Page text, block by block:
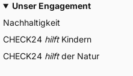
Unser Engagement
Nachhaltigkeit
CHECK24 hilftKindern
CHECK24 hilftder Natur